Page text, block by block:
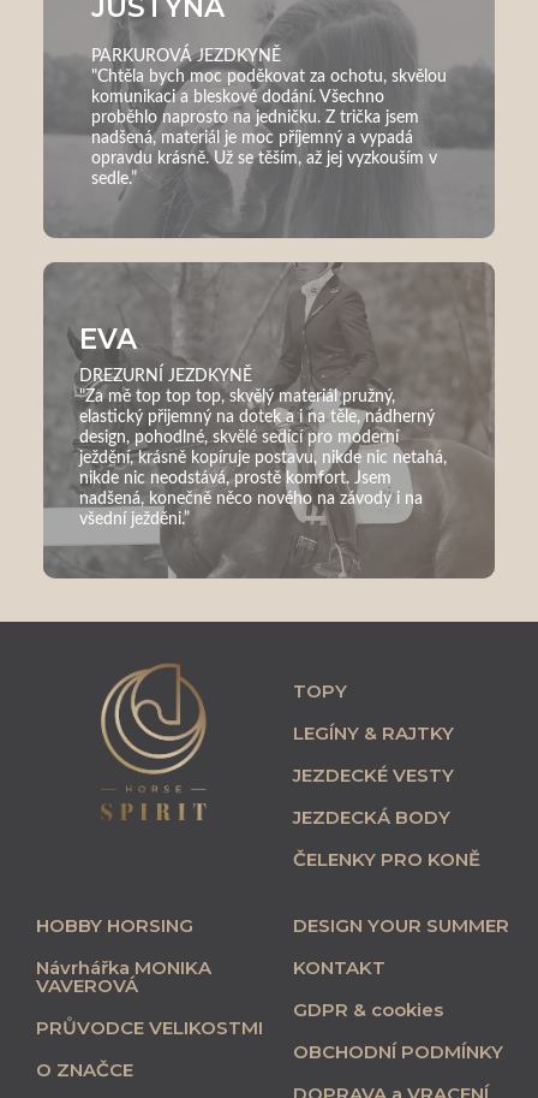
JUSTÝNA
PARKUROVÁ JEZDKYNĚ
"Chtěla bych moc poděkovat za ochotu, skvělou
komunikaci a bleskové dodání. Všechno
proběhlo naprosto na jedničku. Z trička jsem
nadšená, materiál je moc příjemný a vypadá
opravdu krásně. Už se těším, až jej vyzkouším v
sedle.”
EVA
DREZURNÍ JEZDKYNĚ
"Za mě top top top, skvělý materiál pružný,
elastický přijemný na dotek a i na těle, nádherný
design, pohodlné, skvělé sedící pro moderní
ježdění, krásně kopíruje postavu, nikde nic netahá,
nikde nic neodstává, prostě komfort. Jsem
nadšená, konečně něco nového na závody i na
všední ježděni.”
TOPY
LEGÍNY & RAJTKY
JEZDECKÉ VESTY
JEZDECKÁ BODY
ČELENKY PRO KONĚ
HOBBY HORSING
Návrhářka MONIKA
VAVEROVÁ
PRŮVODCE VELIKOSTMI
O ZNAČCE
DESIGN YOUR SUMMER
KONTAKT
GDPR & cookies
OBCHODNÍ PODMÍNKY